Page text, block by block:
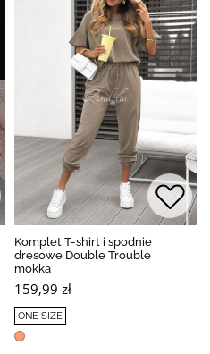
Komplet T-shirt i spodnie
dresowe Double Trouble
mokka
159,99 zł
ONE SIZE